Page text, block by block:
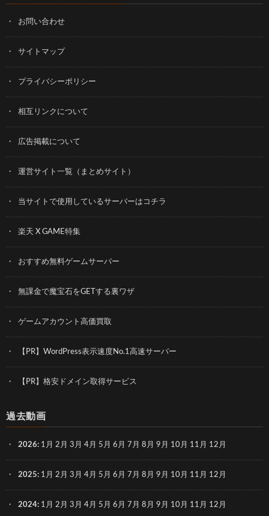
お問い合わせ
サイトマップ
プライバシーポリシー
相互リンクについて
広告掲載について
運営サイト一覧（まとめサイト）
当サイトで使用しているサーバーはコチラ
楽天 X GAME特集
おすすめ無料ゲームサーバー
無課金で魔宝石をGETする裏ワザ
ゲームアカウント高価買取
【PR】WordPress表示速度No.1高速サーバー
【PR】格安ドメイン取得サービス
過去動画
2026: 1月 2月 3月 4月 5月 6月 7月 8月 9月 10月 11月 12月
2025: 1月 2月 3月 4月 5月 6月 7月 8月 9月 10月 11月 12月
2024: 1月 2月 3月 4月 5月 6月 7月 8月 9月 10月 11月 12月